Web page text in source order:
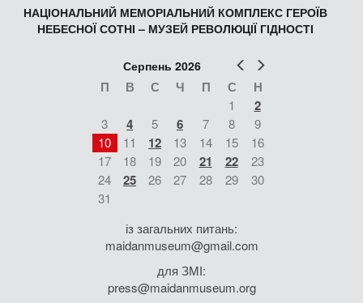
НАЦІОНАЛЬНИЙ МЕМОРІАЛЬНИЙ КОМПЛЕКС ГЕРОЇВ
НЕБЕСНОЇ СОТНІ – МУЗЕЙ РЕВОЛЮЦІЇ ГІДНОСТІ
Попер
Серпень 2026
П В С Ч П С Н
1 2
3 4 5 6 7 8
9
10
11 12 13 14 15
16
17
18 19 20 21 22
23
24
25 26 27 28 29
30
31
із загальних питань:
maidanmuseum@gmail.com
для ЗМІ:
press@maidanmuseum.org